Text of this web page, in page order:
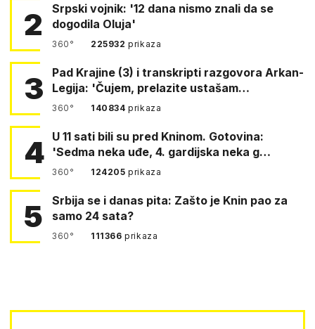
2
Srpski vojnik: '12 dana nismo znali da se
dogodila Oluja'
360° 225932prikaza
3
Pad Krajine (3) i transkripti razgovora Arkan-
Legija: 'Čujem, prelazite ustašam…
360° 140834prikaza
4 U 11 sati bili su pred Kninom. Gotovina:
'Sedma neka uđe, 4. gardijska neka g…
360° 124205prikaza
5
Srbija se i danas pita: Zašto je Knin pao za
samo 24 sata?
360° 111366prikaza